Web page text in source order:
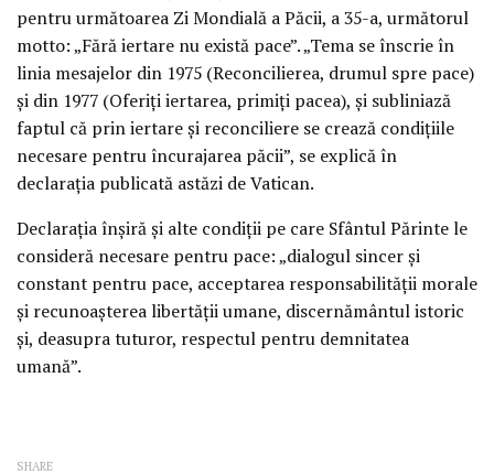
pentru următoarea Zi Mondială a Păcii, a 35-a, următorul
motto: „Fără iertare nu există pace”. „Tema se înscrie în
linia mesajelor din 1975 (Reconcilierea, drumul spre pace)
şi din 1977 (Oferiţi iertarea, primiţi pacea), şi subliniază
faptul că prin iertare şi reconciliere se crează condiţiile
necesare pentru încurajarea păcii”, se explică în
declaraţia publicată astăzi de Vatican.
Declaraţia înşiră şi alte condiţii pe care Sfântul Părinte le
consideră necesare pentru pace: „dialogul sincer şi
constant pentru pace, acceptarea responsabilităţii morale
şi recunoaşterea libertăţii umane, discernământul istoric
şi, deasupra tuturor, respectul pentru demnitatea
umană”.
SHARE